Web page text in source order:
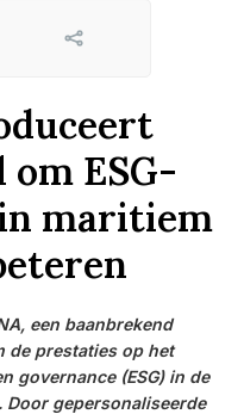
Share
ESG-
maritiem
een baanbrekend
de prestaties op het
governance (ESG) in de
gepersonaliseerde